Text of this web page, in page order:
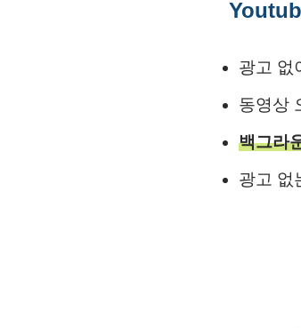
광고 없
동영상
백그라
광고 없